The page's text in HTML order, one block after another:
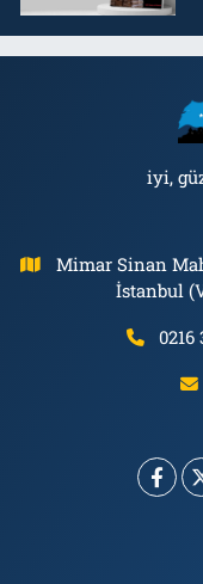
iyi,
Mimar Sinan
İstanbul
0216